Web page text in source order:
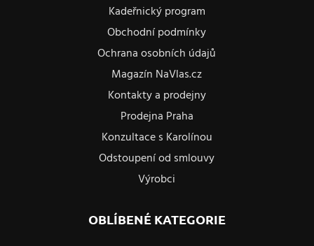
Kadeřnický program
Obchodní podmínky
Ochrana osobních údajů
Magazín NaVlas.cz
Kontakty a prodejny
Prodejna Praha
Konzultace s Karolínou
Odstoupení od smlouvy
Výrobci
OBLÍBENÉ KATEGORIE